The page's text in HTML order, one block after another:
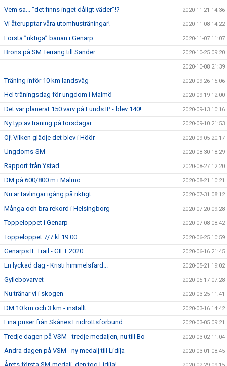
Vem sa... ”det finns inget dåligt väder”!? 2020-11-21 14:36
Vi återupptar våra utomhusträningar! 2020-11-08 14:22
Första ”riktiga” banan i Genarp 2020-11-07 11:07
Brons på SM Terräng till Sander 2020-10-25 09:20
2020-10-08 21:39
Träning inför 10 km landsväg 2020-09-26 15:06
Hel träningsdag för ungdom i Malmö 2020-09-19 12:00
Det var planerat 150 varv på Lunds IP - blev 140! 2020-09-13 10:16
Ny typ av träning på torsdagar 2020-09-10 21:53
Oj! Vilken glädje det blev i Höör 2020-09-05 20:17
Ungdoms-SM 2020-08-30 18:29
Rapport från Ystad 2020-08-27 12:20
DM på 600/800 m i Malmö 2020-08-21 10:21
Nu är tävlingar igång på riktigt 2020-07-31 08:12
Många och bra rekord i Helsingborg 2020-07-20 09:28
Toppeloppet i Genarp 2020-07-08 08:42
Toppeloppet 7/7 kl 19.00 2020-06-25 10:59
Genarps IF Trail - GIFT 2020 2020-06-16 21:45
En lyckad dag - Kristi himmelsfärd... 2020-05-21 19:02
Gyllebovarvet 2020-05-17 07:28
Nu tränar vi i skogen 2020-03-25 11:41
DM 10 km och 3 km - inställt 2020-03-16 14:42
Fina priser från Skånes Friidrottsförbund 2020-03-05 09:21
Tredje dagen på VSM - tredje medaljen, nu till Bo 2020-03-02 11:04
Andra dagen på VSM - ny medalj till Lidija 2020-03-01 08:45